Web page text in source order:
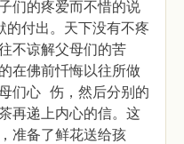
们的疼爱而不惜的说
付出。天下没有不疼
不谅解父母们的苦
在佛前忏悔以往所做
们心 伤，然后分别的
再递上内心的信。这
准备了鲜花送给孩